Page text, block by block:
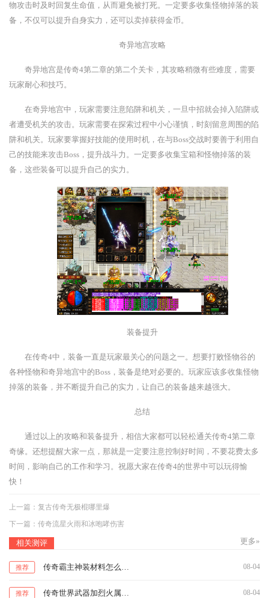
物攻击时及时回复生命值，从而避免被打死。一定要多收集怪物掉落的装
备，不仅可以提升自身实力，还可以卖掉获得金币。
奇异地宫攻略
奇异地宫是传奇4第二章的第二个关卡，其攻略稍微有些难度，需要
玩家耐心和技巧。
在奇异地宫中，玩家需要注意陷阱和机关，一旦中招就会掉入陷阱或
者遭受机关的攻击。玩家需要在探索过程中小心谨慎，时刻留意周围的陷
阱和机关。玩家要掌握好技能的使用时机，在与Boss交战时要善于利用自
己的技能来攻击Boss，提升战斗力。一定要多收集宝箱和怪物掉落的装
备，这些装备可以提升自己的实力。
装备提升
在传奇4中，装备一直是玩家最关心的问题之一。想要打败怪物谷的
各种怪物和奇异地宫中的Boss，装备是绝对必要的。玩家应该多收集怪物
掉落的装备，并不断提升自己的实力，让自己的装备越来越强大。
总结
通过以上的攻略和装备提升，相信大家都可以轻松通关传奇4第二章
奇缘。还想提醒大家一点，那就是一定要注意控制好时间，不要花费太多
时间，影响自己的工作和学习。祝愿大家在传奇4的世界中可以玩得愉
快！
上一篇： 复古传奇无极棍哪里爆
下一篇： 传奇流星火雨和冰咆哮伤害
相关测评 更多»
推荐 08-04
推荐 08-04